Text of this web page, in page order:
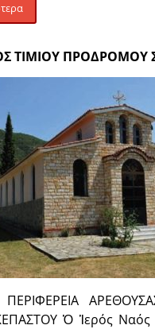
ΤΙΜΙΟΥ ΠΡΟΔΡΟΜΟΥ
ΠΕΡΙΦΕΡΕΙΑ
Ὁ Ἱερός Ναός